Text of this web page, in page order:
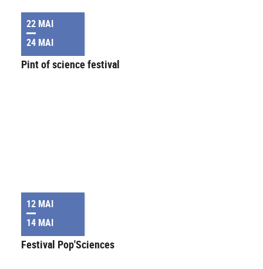
22 MAI
24 MAI
Pint of science festival
12 MAI
14 MAI
Festival Pop'Sciences